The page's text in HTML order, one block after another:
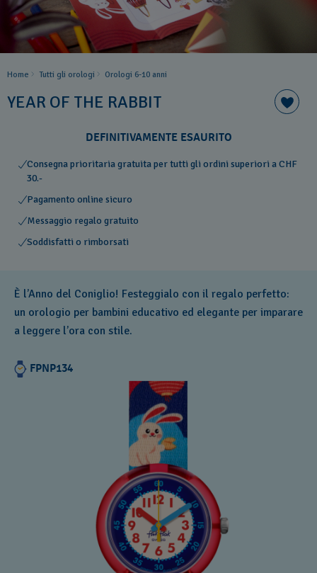
Home Tutti gli orologi Orologi 6-10 anni
YEAR OF THE RABBIT
DEFINITIVAMENTE ESAURITO
Consegna prioritaria gratuita per tutti gli ordini superiori a CHF
30.-
Pagamento online sicuro
Messaggio regalo gratuito
Soddisfatti o rimborsati
È l’Anno del Coniglio! Festeggialo con il regalo perfetto:
un orologio per bambini educativo ed elegante per imparare
a leggere l’ora con stile.
FPNP134